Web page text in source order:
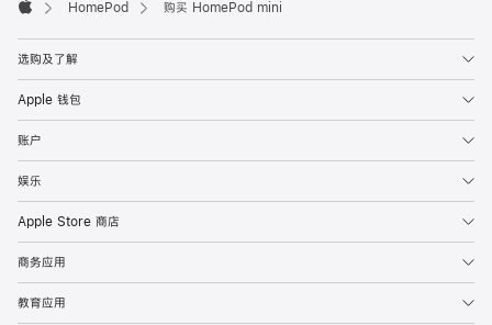
HomePod 购买 HomePod mini
选购及了解
Apple 钱包
账户
娱乐
Apple Store 商店
商务应用
教育应用